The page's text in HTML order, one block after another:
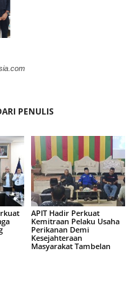
PENULIS
APIT Hadir Perkuat
Kemitraan Pelaku Usaha
Perikanan Demi
Kesejahteraan
Masyarakat Tambelan